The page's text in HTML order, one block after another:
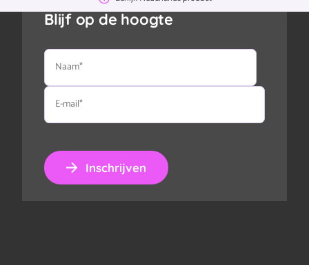
Blijf op de hoogte
Naam
E-
mail
Inschrijven